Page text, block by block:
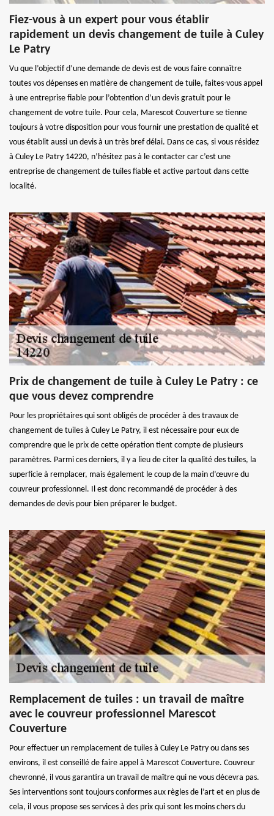
Fiez-vous à un expert pour vous établir
rapidement un devis changement de tuile à Culey
Le Patry
Vu que l’objectif d’une demande de devis est de vous faire connaître
toutes vos dépenses en matière de changement de tuile, faites-vous appel
à une entreprise fiable pour l’obtention d’un devis gratuit pour le
changement de votre tuile. Pour cela, Marescot Couverture se tienne
toujours à votre disposition pour vous fournir une prestation de qualité et
vous établit aussi un devis à un très bref délai. Dans ce cas, si vous résidez
à Culey Le Patry 14220, n’hésitez pas à le contacter car c’est une
entreprise de changement de tuiles fiable et active partout dans cette
localité.
Prix de changement de tuile à Culey Le Patry : ce
que vous devez comprendre
Pour les propriétaires qui sont obligés de procéder à des travaux de
changement de tuiles à Culey Le Patry, il est nécessaire pour eux de
comprendre que le prix de cette opération tient compte de plusieurs
paramètres. Parmi ces derniers, il y a lieu de citer la qualité des tuiles, la
superficie à remplacer, mais également le coup de la main d’œuvre du
couvreur professionnel. Il est donc recommandé de procéder à des
demandes de devis pour bien préparer le budget.
Remplacement de tuiles : un travail de maître
avec le couvreur professionnel Marescot
Couverture
Pour effectuer un remplacement de tuiles à Culey Le Patry ou dans ses
environs, il est conseillé de faire appel à Marescot Couverture. Couvreur
chevronné, il vous garantira un travail de maître qui ne vous décevra pas.
Ses interventions sont toujours conformes aux règles de l’art et en plus de
cela, il vous propose ses services à des prix qui sont les moins chers du